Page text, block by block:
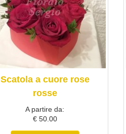
Scatola a cuore rose
rosse
A partire da:
€ 50.00